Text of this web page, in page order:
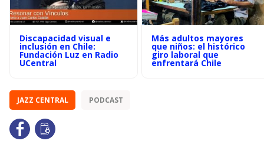
Discapacidad visual e
inclusión en Chile:
Fundación Luz en Radio
UCentral
Más adultos mayores
que niños: el histórico
giro laboral que
enfrentará Chile
JAZZ CENTRAL PODCAST